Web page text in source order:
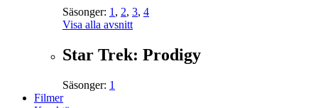
Säsonger: 1, 2, 3, 4
Visa alla avsnitt
Star Trek: Prodigy
Säsonger: 1
Filmer